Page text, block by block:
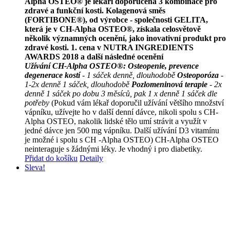
zdravé a funkční kosti. Kolagenová směs
(FORTIBONE®), od výrobce - společnosti GELITA,
která je v CH-Alpha OSTEO®, získala celosvětově
několik významných ocenění, jako inovativní produkt pro
zdravé kosti. 1. cena v NUTRA INGREDIENTS
AWARDS 2018 a další následné ocenění
Užívání CH-Alpha OSTEO®: Osteopenie, prevence
degenerace kostí- 1 sáček denně, dlouhodobě Osteoporóza -
1-2x denně 1 sáček, dlouhodobě Pozlomeninová terapie - 2x
denně 1 sáček po dobu 3 měsíců, pak 1 x denně 1 sáček dle
potřeby (Pokud vám lékař doporučil užívání většího množství
vápníku, užívejte ho v další denní dávce, nikoli spolu s CH-
Alpha OSTEO, nakolik lidské tělo umí strávit a využít v
jedné dávce jen 500 mg vápníku. Další užívání D3 vitamínu
je možné i spolu s CH -Alpha OSTEO) CH-Alpha OSTEO
neinteraguje s žádnými léky. Je vhodný i pro diabetiky.
Přidat do košíku Detaily
Sleva!